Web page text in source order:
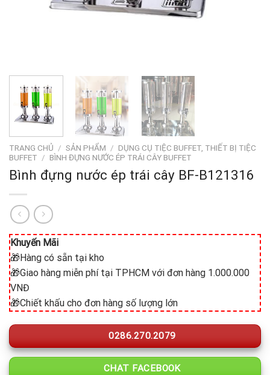
TRANG CHỦ / SẢN PHẨM / DỤNG CỤ TIỆC BUFFET, THIẾT BỊ TIỆC
BUFFET / BÌNH ĐỰNG NƯỚC ÉP TRÁI CÂY BUFFET
Bình đựng nước ép trái cây BF-B121316
Khuyến Mãi
🎁Hàng có sẵn tại kho
🎁Giao hàng miễn phí tại TPHCM với đơn hàng 1.000.000
VNĐ
🎁Chiết khấu cho đơn hàng số lượng lớn
0286.270.2079
CHAT FACEBOOK